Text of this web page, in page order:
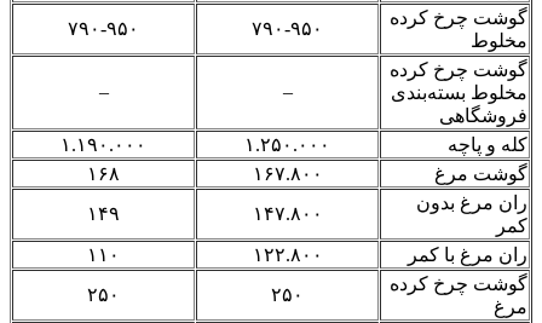
گوشت چرخ کرده
مخلوط
۷۹۰-۹۵۰
۷۹۰-۹۵۰
گوشت چرخ کرده
مخلوط بسته‌بندی
فروشگاهی
–
–
کله و پاچه ۱.۲۵۰.۰۰۰
۱.۱۹۰.۰۰۰
گوشت مرغ
۱۶۷.۸۰۰
۱۶۸
ران مرغ بدون
کمر
۱۴۷.۸۰۰
۱۴۹
ران مرغ با کمر
۱۲۲.۸۰۰
۱۱۰
گوشت چرخ کرده
مرغ
۲۵۰
۲۵۰